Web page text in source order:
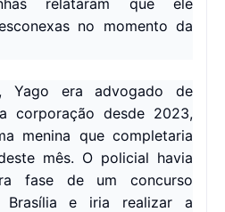
relataram que ele
no momento da
Yago era advogado de
corporação desde 2023,
menina que completaria
mês. O policial havia
fase de um concurso
Brasília e iria realizar a